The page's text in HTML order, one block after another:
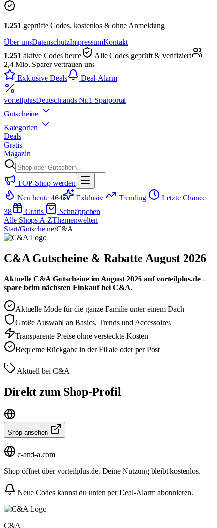
1.251 geprüfte Codes, kostenlos & ohne Anmeldung
Über unsDatenschutzImpressumKontakt
1.251 aktive Codes heute
Alle Codes geprüft & verifiziert
2,4 Mio. Sparer vertrauen uns
Exklusive Deals
Deal-Alarm
vorteilplusDeutschlands Nr.1 Sparportal
Gutscheine
Kategorien
Deals
Gratis
Magazin
TOP-Shop werden
Neu heute 464 Exklusiv Trending
Letzte Chance
38
Gratis
Schnäppchen
Alle Shops A-ZThemenwelten
Start/Gutscheine/C&A
C&A Gutscheine & Rabatte August 2026
Aktuelle C&A Gutscheine im August 2026 auf vorteilplus.de –
spare beim nächsten Einkauf bei C&A.
Aktuelle Mode für die ganze Familie unter einem Dach
Große Auswahl an Basics, Trends und Accessoires
Transparente Preise ohne versteckte Kosten
Bequeme Rückgabe in der Filiale oder per Post
Aktuell bei C&A
Direkt zum Shop-Profil
Shop ansehen
c-and-a.com
Shop öffnet über vorteilplus.de. Deine Nutzung bleibt kostenlos.
Neue Codes kannst du unten per Deal-Alarm abonnieren.
C&A